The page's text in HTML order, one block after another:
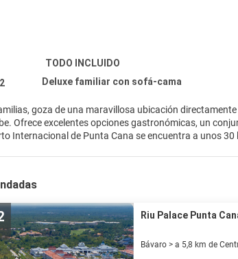
TODO INCLUIDO
Deluxe familiar con sofá-cama
goza de una maravillosa ubicación
Ofrece excelentes opciones gastronómicas, un
Internacional de Punta Cana se encuentra a unos 30
Riu Palace Punta
Bávaro > a 5,8 km de